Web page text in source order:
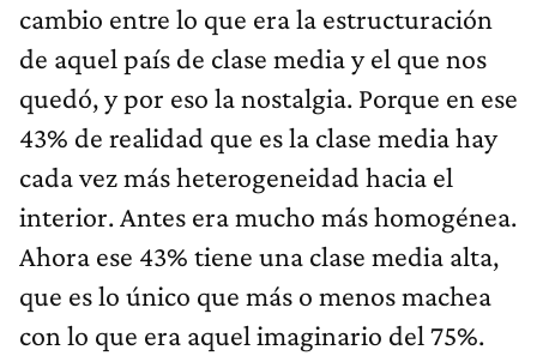
cambio entre lo que era la estructuración
de aquel país de clase media y el que nos
quedó, y por eso la nostalgia. Porque en ese
43% de realidad que es la clase media hay
cada vez más heterogeneidad hacia el
interior. Antes era mucho más homogénea.
Ahora ese 43% tiene una clase media alta,
que es lo único que más o menos machea
con lo que era aquel imaginario del 75%.